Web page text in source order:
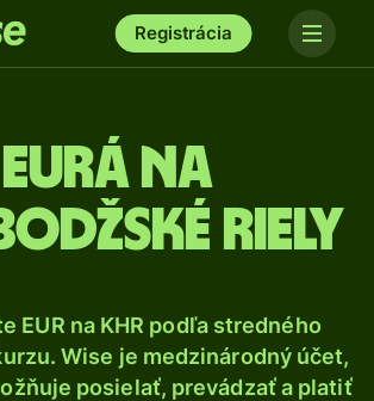
Registrácia
Eurá na
riely
EUR na KHR podľa stredného
Wise je medzinárodný účet,
posielať, prevádzať a platiť